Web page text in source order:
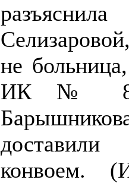
разъяснила
не
ИК № 8,
конвоем.